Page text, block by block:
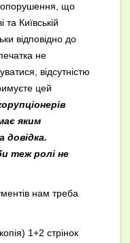
що
Київській
відповідно до
не
відсутністю
цей
яким
довідка.
теж ролі не
нам треба
1+2 стрінок